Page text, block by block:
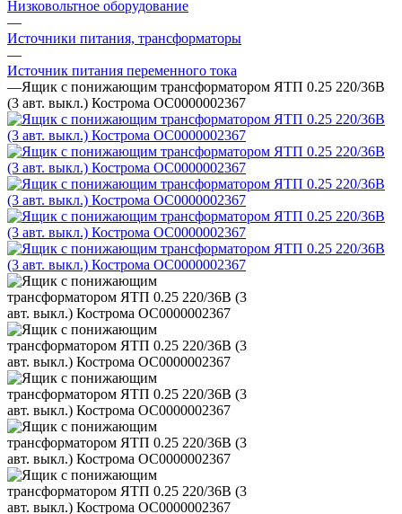
Низковольтное оборудование
—
Источники питания, трансформаторы
—
Источник питания переменного тока
—Ящик с понижающим трансформатором ЯТП 0.25 220/36В
(3 авт. выкл.) Кострома ОС0000002367